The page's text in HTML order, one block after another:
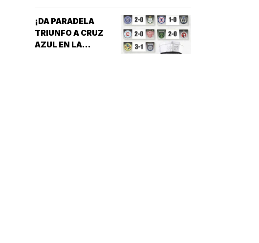
TEMPORADA 2026 PARA EL ÁGUILA DE
VERACRUZ *LA NOVENA JAROCHA
CERRÓ SU CALENDARIO CON UNA
VICTORIA DE 10-6 SOBRE PERICOS DE
PUEBLA, PERO EL TRIUNFO YA NO…
¡DA PARADELA
TRIUNFO A CRUZ
AZUL EN LA